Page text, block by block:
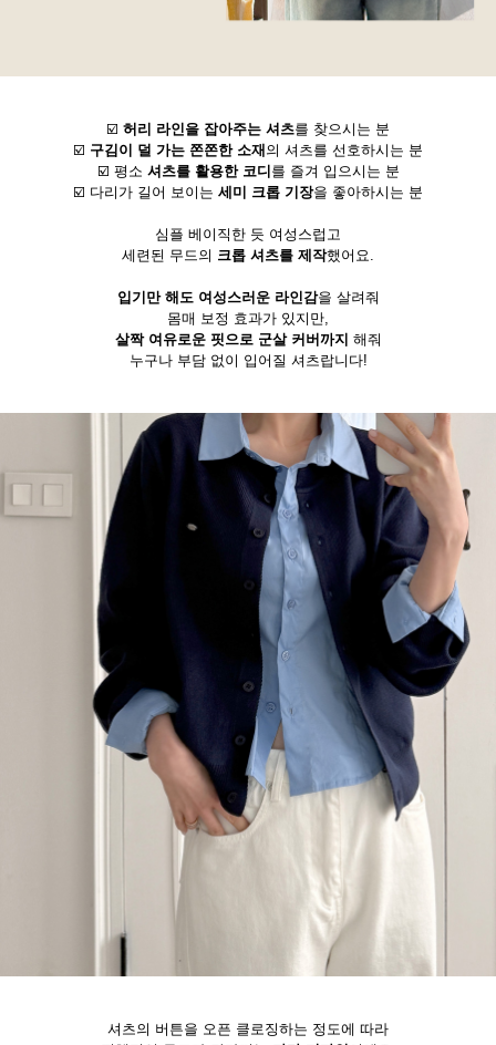
☑️ 허리 라인을 잡아주는 셔츠를 찾으시는 분
☑️ 구김이 덜 가는 쫀쫀한 소재 의 셔츠를 선호하시는 분
☑️ 평소 셔츠를 활용한 코디 를 즐겨 입으시는 분
☑️ 다리가 길어 보이는 세미 크롭 기장을 좋아하시는 분
심플 베이직한 듯 여성스럽고
세련된 무드의 크롭 셔츠를 제작했어요.
입기만 해도 여성스러운 라인감을 살려줘
몸매 보정 효과가 있지만,
살짝 여유로운 핏으로 군살 커버까지 해줘
누구나 부담 없이 입어질 셔츠랍니다!
셔츠의 버튼을 오픈 클로징하는 정도에 따라